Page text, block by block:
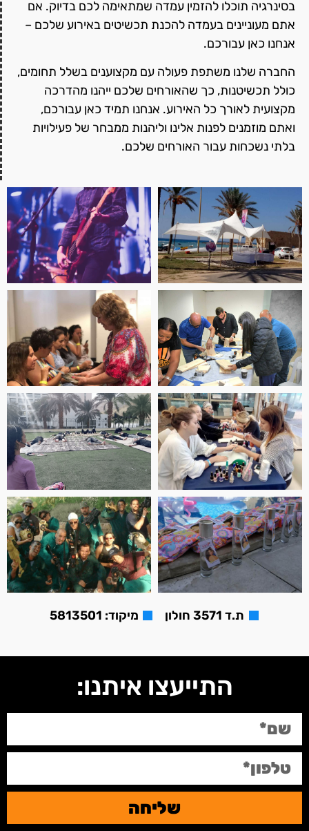
בסינרגיה תוכלו להזמין עמדה שמתאימה לכם בדיוק. אם
אתם מעוניינים בעמדה להכנת תכשיטים באירוע שלכם –
אנחנו כאן עבורכם.
החברה שלנו משתפת פעולה עם מקצוענים בשלל תחומים,
כולל תכשיטנות, כך שהאורחים שלכם ייהנו מהדרכה
מקצועית לאורך כל האירוע. אנחנו תמיד כאן עבורכם,
ואתם מוזמנים לפנות אלינו וליהנות ממבחר של פעילויות
בלתי נשכחות עבור האורחים שלכם.
ת.ד 3571 חולון מיקוד: 5813501
התייעצו איתנו:
שליחה